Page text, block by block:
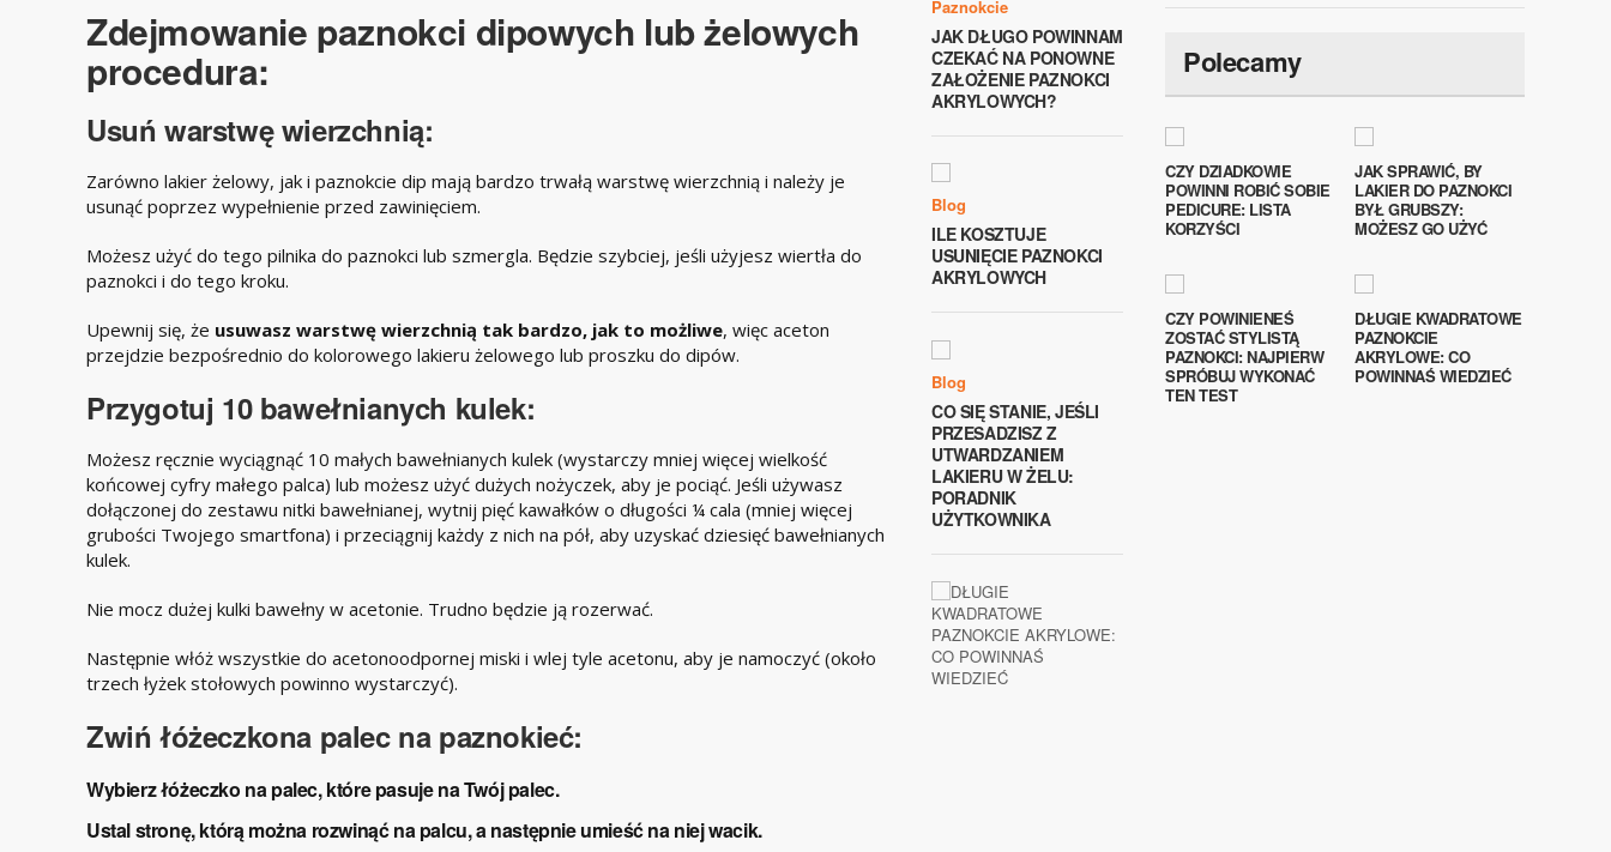
Zdejmowanie paznokci dipowych lub żelowych
procedura:
Usuń warstwę wierzchnią:
Zarówno lakier żelowy, jak i paznokcie dip mają bardzo trwałą warstwę wierzchnią i należy je
usunąć poprzez wypełnienie przed zawinięciem.
Możesz użyć do tego pilnika do paznokci lub szmergla. Będzie szybciej, jeśli użyjesz wiertła do
paznokci i do tego kroku.
Upewnij się, że usuwasz warstwę wierzchnią tak bardzo, jak to możliwe, więc aceton
przejdzie bezpośrednio do kolorowego lakieru żelowego lub proszku do dipów.
Przygotuj 10 bawełnianych kulek:
Możesz ręcznie wyciągnąć 10 małych bawełnianych kulek (wystarczy mniej więcej wielkość
końcowej cyfry małego palca) lub możesz użyć dużych nożyczek, aby je pociąć. Jeśli używasz
dołączonej do zestawu nitki bawełnianej, wytnij pięć kawałków o długości ¼ cala (mniej więcej
grubości Twojego smartfona) i przeciągnij każdy z nich na pół, aby uzyskać dziesięć bawełnianych
kulek.
Nie mocz dużej kulki bawełny w acetonie. Trudno będzie ją rozerwać.
Następnie włóż wszystkie do acetonoodpornej miski i wlej tyle acetonu, aby je namoczyć (około
trzech łyżek stołowych powinno wystarczyć).
Zwiń łóżeczkona palec na paznokieć:
Wybierz łóżeczko na palec, które pasuje na Twój palec.
Ustal stronę, którą można rozwinąć na palcu, a następnie umieść na niej wacik.
Paznokcie
JAK DŁUGO POWINNAM
CZEKAĆ NA PONOWNE
ZAŁOŻENIE PAZNOKCI
AKRYLOWYCH?
Blog
ILE KOSZTUJE
USUNIĘCIE PAZNOKCI
AKRYLOWYCH
Blog
CO SIĘ STANIE, JEŚLI
PRZESADZISZ Z
UTWARDZANIEM
LAKIERU W ŻELU:
PORADNIK
UŻYTKOWNIKA
Polecamy
CZY DZIADKOWIE
POWINNI ROBIĆ SOBIE
PEDICURE: LISTA
KORZYŚCI
JAK SPRAWIĆ, BY
LAKIER DO PAZNOKCI
BYŁ GRUBSZY:
MOŻESZ GO UŻYĆ
CZY POWINIENEŚ
ZOSTAĆ STYLISTĄ
PAZNOKCI: NAJPIERW
SPRÓBUJ WYKONAĆ
TEN TEST
DŁUGIE KWADRATOWE
PAZNOKCIE
AKRYLOWE: CO
POWINNAŚ WIEDZIEĆ